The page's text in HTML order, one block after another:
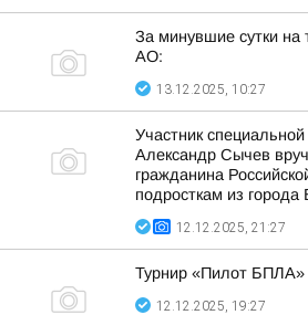
За минувшие сутки на
АО:
13.12.2025, 10:27
Участник
Александр Сычев
гражданина
подросткам из города
12.12.2025, 21:27
Турнир «Пилот БПЛА»
12.12.2025, 19:27